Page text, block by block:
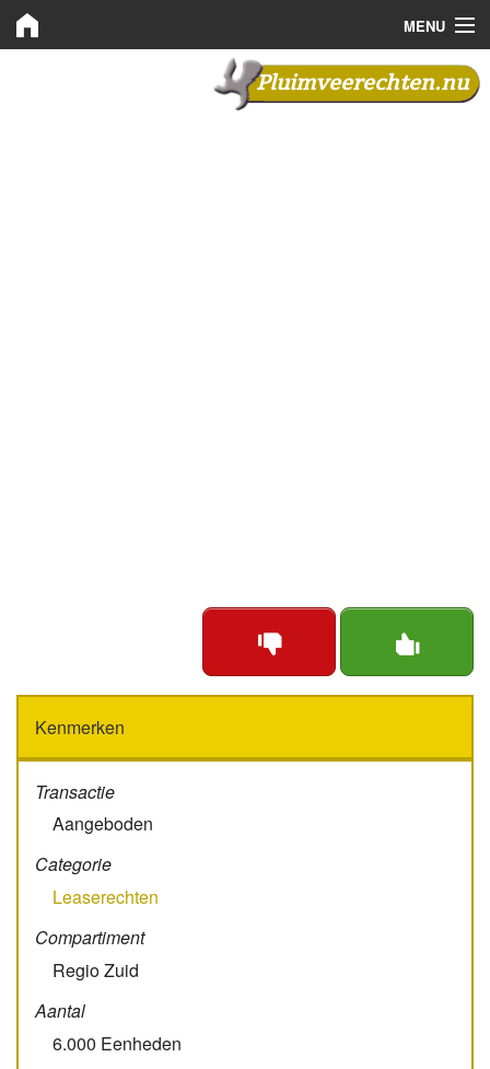
MENU
Pluimveerechten.nu
Kenmerken
Transactie
Aangeboden
Categorie
Leaserechten
Compartiment
Regio Zuid
Aantal
6.000 Eenheden